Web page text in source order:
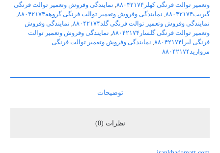
وتعمیر توالت فرنگی کهلر۸۸۰۴۲۱۷۴
, نمایندگی وفروش وتعمیر توالت فرنگی
گبریت۸۸۰۴۲۱۷۴
, نمایندگی وفروش وتعمیر توالت فرنگی گروهه۸۸۰۴۲۱۷۴
,
نمایندگی وفروش وتعمیر توالت فرنگی گلد۸۸۰۴۲۱۷۴
, نمایندگی وفروش
وتعمیر توالت فرنگی گلسار۸۸۰۴۲۱۷۴
, نمایندگی وفروش وتعمیر توالت
فرنگی لیرا۸۸۰۴۲۱۷۴
, نمایندگی وفروش وتعمیر توالت فرنگی
مروارید۸۸۰۴۲۱۷۴
توضیحات
نظرات (0)